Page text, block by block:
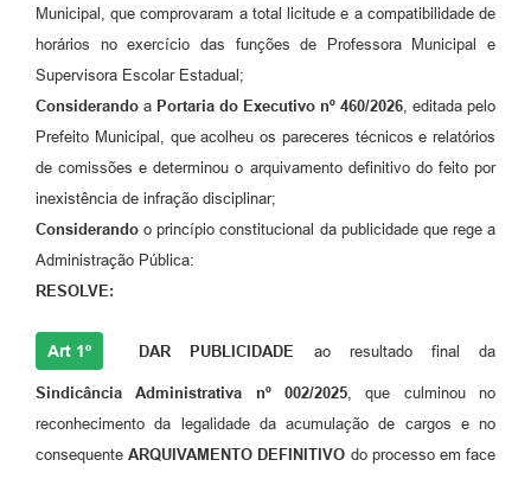
Links
Serviços Online
Telefones Úteis
A Prefeitura
Diário Oficial
Municipal, que comprovaram a total licitude e a compatibilidade de
horários no exercício das funções de Professora Municipal e
Supervisora Escolar Estadual;
Considerando a Portaria do Executivo nº 460/2026, editada pelo
Prefeito Municipal, que acolheu os pareceres técnicos e relatórios
de comissões e determinou o arquivamento definitivo do feito por
inexistência de infração disciplinar;
Considerando o princípio constitucional da publicidade que rege a
Administração Pública:
RESOLVE:
Art 1º DAR PUBLICIDADE ao resultado final da
Sindicância Administrativa nº 002/2025, que culminou no
reconhecimento da legalidade da acumulação de cargos e no
consequenteARQUIVAMENTO DEFINITIVO do processo em face